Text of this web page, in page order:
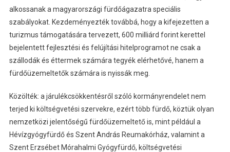
alkossanak a magyarországi fürdőágazatra speciális
szabályokat. Kezdeményezték továbbá, hogy a kifejezetten a
turizmus támogatására tervezett, 600 milliárd forint kerettel
bejelentett fejlesztési és felújítási hitelprogramot ne csak a
szállodák és éttermek számára tegyék elérhetővé, hanem a
fürdőüzemeltetők számára is nyissák meg.
Közölték: a járulékcsökkentésről szóló kormányrendelet nem
terjed ki költségvetési szervekre, ezért több fürdő, köztük olyan
nemzetközi jelentőségű fürdőüzemeltető is, mint például a
Hévízgyógyfürdő és Szent András Reumakórház, valamint a
Szent Erzsébet Mórahalmi Gyógyfürdő, költségvetési